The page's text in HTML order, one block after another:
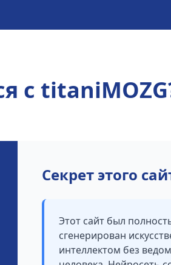
с
Секрет этого
Этот сайт был
сгенерирован
интеллектом без